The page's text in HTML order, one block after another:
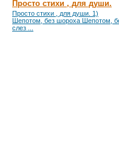
Просто стихи , для души.
Просто стихи , для души. 1)
Шепотом, без шороха Шепотом,
слез ...